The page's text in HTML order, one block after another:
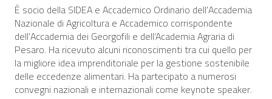
È socio della SIDEA e Accademico Ordinario dell'Accademia
Nazionale di Agricoltura e Accademico corrispondente
dell'Accademia dei Georgofili e dell’Academia Agraria di
Pesaro. Ha ricevuto alcuni riconoscimenti tra cui quello per
la migliore idea imprenditoriale per la gestione sostenibile
delle eccedenze alimentari. Ha partecipato a numerosi
convegni nazionali e internazionali come keynote speaker.